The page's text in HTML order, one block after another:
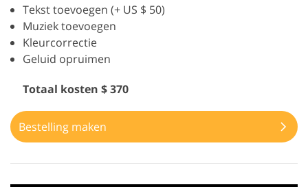
Tekst toevoegen (+ US $ 50)
Muziek toevoegen
Kleurcorrectie
Geluid opruimen
Totaal kosten $ 370
Bestelling maken